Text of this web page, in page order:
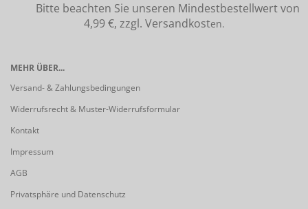
Bitte beachten Sie unseren Mindestbestellwert von
4,99 €, zzgl. Versandkosten.
MEHR ÜBER...
Versand- & Zahlungsbedingungen
Widerrufsrecht & Muster-Widerrufsformular
Kontakt
Impressum
AGB
Privatsphäre und Datenschutz